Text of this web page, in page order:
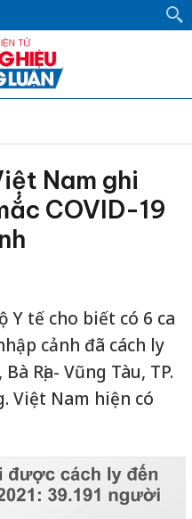
Nam ghi
COVID-19
Y tế cho biết có 6 ca
cảnh đã cách ly
Rịa- Vũng Tàu, TP.
Việt Nam hiện có